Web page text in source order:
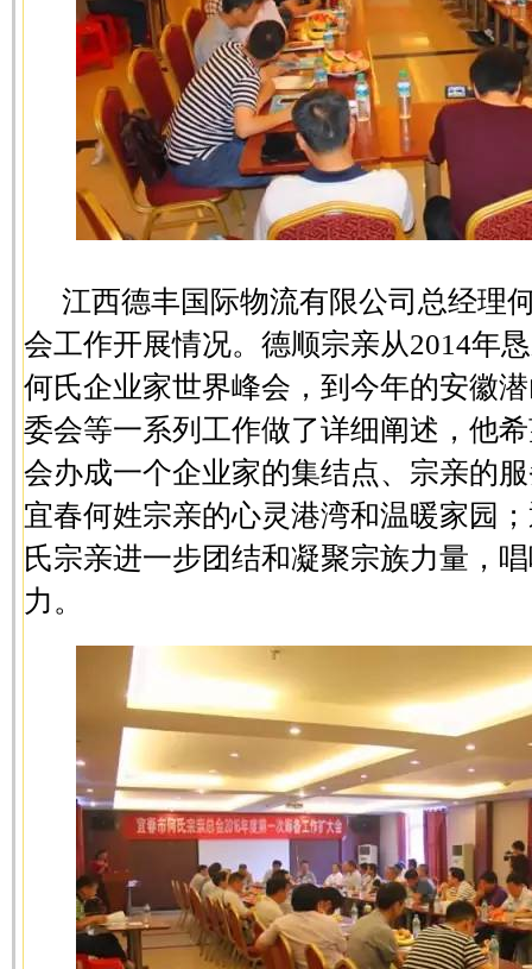
江西德丰国际物流有限公司总经理
会工作开展情况。德顺宗亲从2014年
何氏企业家世界峰会，到今年的安徽
委会等一系列工作做了详细阐述，他
会办成一个企业家的集结点、宗亲的
宜春何姓宗亲的心灵港湾和温暖家园
氏宗亲进一步团结和凝聚宗族力量，
力。